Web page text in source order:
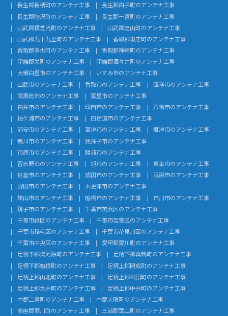
長生郡長柄町のアンテナ工事
長生郡白子町のアンテナ工事
長生郡睦沢町のアンテナ工事
長生郡一宮町のアンテナ工事
山武郡横芝光町のアンテナ工事
山武郡芝山町のアンテナ工事
山武郡九十九里町のアンテナ工事
香取郡東庄町のアンテナ工事
香取郡多古町のアンテナ工事
香取郡神崎町のアンテナ工事
印旛郡栄町のアンテナ工事
印旛郡酒々井町のアンテナ工事
大網白里市のアンテナ工事
いすみ市のアンテナ工事
山武市のアンテナ工事
香取市のアンテナ工事
匝瑳市のアンテナ工事
南房総市のアンテナ工事
富里市のアンテナ工事
白井市のアンテナ工事
印西市のアンテナ工事
八街市のアンテナ工事
袖ケ浦市のアンテナ工事
四街道市のアンテナ工事
浦安市のアンテナ工事
富津市のアンテナ工事
君津市のアンテナ工事
鴨川市のアンテナ工事
我孫子市のアンテナ工事
市原市のアンテナ工事
勝浦市のアンテナ工事
習志野市のアンテナ工事
旭市のアンテナ工事
東金市のアンテナ工事
佐倉市のアンテナ工事
成田市のアンテナ工事
茂原市のアンテナ工事
野田市のアンテナ工事
木更津市のアンテナ工事
館山市のアンテナ工事
船橋市のアンテナ工事
市川市のアンテナ工事
銚子市のアンテナ工事
千葉市美浜区のアンテナ工事
千葉市緑区のアンテナ工事
千葉市若葉区のアンテナ工事
千葉市稲毛区のアンテナ工事
千葉市花見川区のアンテナ工事
千葉市中央区のアンテナ工事
愛甲郡愛川町のアンテナ工事
足柄下郡湯河原町のアンテナ工事
足柄下郡真鶴町のアンテナ工事
足柄下郡箱根町のアンテナ工事
足柄上郡開成町のアンテナ工事
足柄上郡山北町のアンテナ工事
足柄上郡松田町のアンテナ工事
足柄上郡大井町のアンテナ工事
足柄上郡中井町のアンテナ工事
中郡二宮町のアンテナ工事
中郡大磯町のアンテナ工事
高座郡寒川町のアンテナ工事
三浦郡葉山町のアンテナ工事